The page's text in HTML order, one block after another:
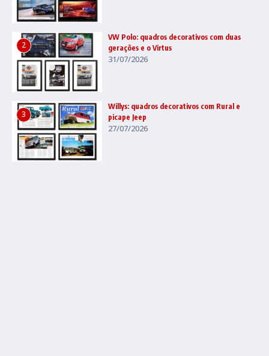
2
VW Polo: quadros decorativos com duas
gerações e o Virtus
31/07/2026
3
Willys: quadros decorativos com Rural e
picape Jeep
27/07/2026